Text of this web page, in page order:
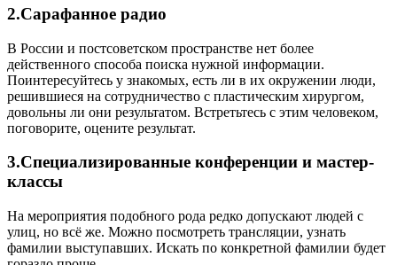
2.Сарафанное радио
В России и постсоветском пространстве нет более
действенного способа поиска нужной информации.
Поинтересуйтесь у знакомых, есть ли в их окружении люди,
решившиеся на сотрудничество с пластическим хирургом,
довольны ли они результатом. Встретьтесь с этим человеком,
поговорите, оцените результат.
3.Специализированные конференции и мастер-
классы
На мероприятия подобного рода редко допускают людей с
улиц, но всё же. Можно посмотреть трансляции, узнать
фамилии выступавших. Искать по конкретной фамилии будет